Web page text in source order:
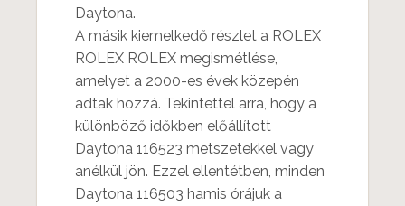
Daytona.
A másik kiemelkedő részlet a ROLEX
ROLEX ROLEX megismétlése,
amelyet a 2000-es évek közepén
adtak hozzá. Tekintettel arra, hogy a
különböző időkben előállított
Daytona 116523 metszetekkel vagy
anélkül jön. Ezzel ellentétben, minden
Daytona 116503 hamis órájuk a